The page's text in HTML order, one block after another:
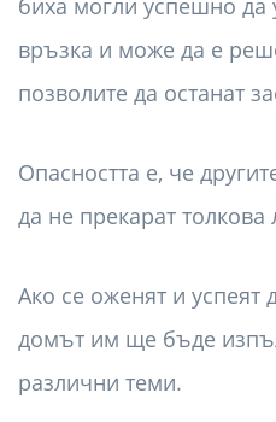
биха могли успешно да
връзка и може да е
позволите да останат
Опасността е, че
да не прекарат толкова
Ако се оженят и успеят
домът им ще бъде
различни теми.